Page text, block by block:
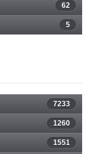
62
5
7233
1260
1551